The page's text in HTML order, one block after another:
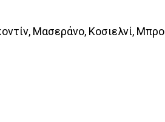
Μασεράνο, Κοσιελνί,